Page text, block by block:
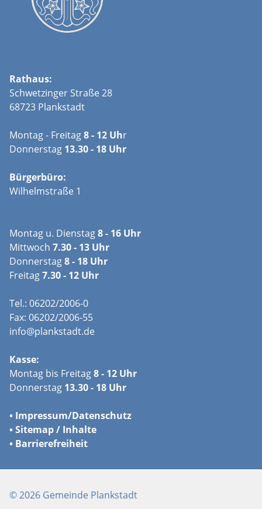
Rathaus:
Schwetzinger Straße 28
68723 Plankstadt
Montag - Freitag8 - 12 Uhr
Donnerstag 13.30 - 18 Uhr
Bürgerbüro:
Wilhelmstraße 1
Montag u. Dienstag8 - 16 Uhr
Mittwoch 7.30 - 13 Uhr
Donnerstag8 - 18 Uhr
Freitag7.30 - 12 Uhr
Tel.: 06202/2006-0
Fax: 06202/2006-55
info@plankstadt.de
Kasse:
Montag bis Freitag8 - 12 Uhr
Donnerstag 13.30 - 18 Uhr
• Impressum/Datenschutz
•Sitemap / Inhalte
• Barrierefreiheit
© 2026 Gemeinde Plankstadt